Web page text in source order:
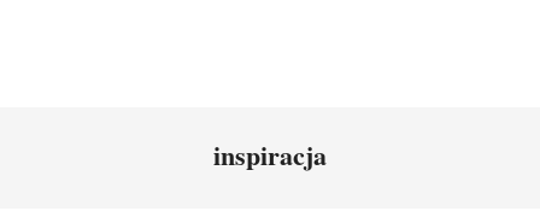
inspiracja